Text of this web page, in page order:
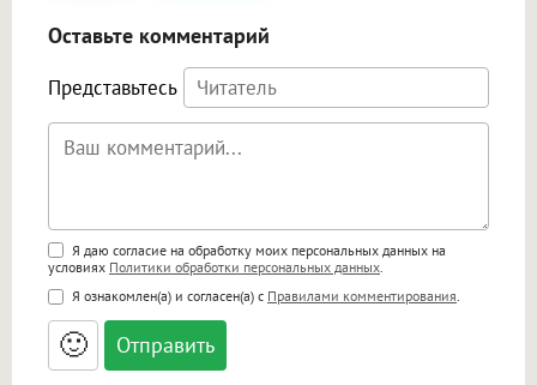
Оставьте комментарий
Представьтесь
Поддержка HTML
<b>, <strong>, <u>, <i>, <em>, <s>, <big>,
<small>, <sup>, <sub>, <pre>, <ul>, <ol>, <li>,
<blockquote>, <code> экранирует HTML,
адреса URL автоматически становятся
ссылками, и [img]адрес[/img] будет
Я даю согласие на обработку моих персональных данных на
условиях Политики обработки персональных данных.
Я ознакомлен(а) и согласен(а) с Правилами комментирования.
🙂